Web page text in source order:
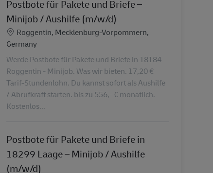
Postbote für Pakete und Briefe –
Minijob / Aushilfe (m/w/d)
Lokalizacja
Roggentin, Mecklenburg-Vorpommern,
Germany
Werde Postbote für Pakete und Briefe in 18184
Roggentin - Minijob. Was wir bieten. 17,20 €
Tarif-Stundenlohn. Du kannst sofort als Aushilfe
/ Abrufkraft starten. bis zu 556,- € monatlich.
Kostenlos...
Postbote für Pakete und Briefe in
18299 Laage – Minijob / Aushilfe
(m/w/d)